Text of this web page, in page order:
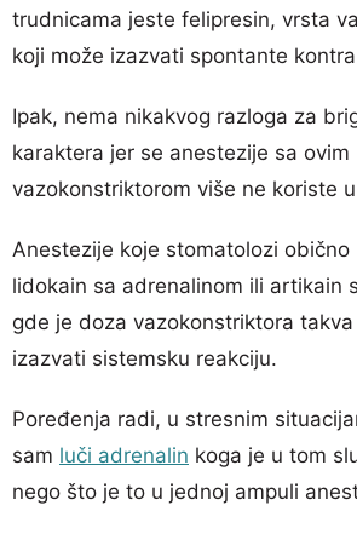
trudnicama jeste felipresin, vrsta
koji može izazvati spontante
Ipak, nema nikakvog razloga za
karaktera jer se anestezije sa ovim
vazokonstriktorom više ne koriste
Anestezije koje stomatolozi obično
lidokain sa adrenalinom ili artikain
gde je doza vazokonstriktora
izazvati sistemsku reakciju.
Poređenja radi, u stresnim
sam luči adrenalin koga je u tom
nego što je to u jednoj ampuli